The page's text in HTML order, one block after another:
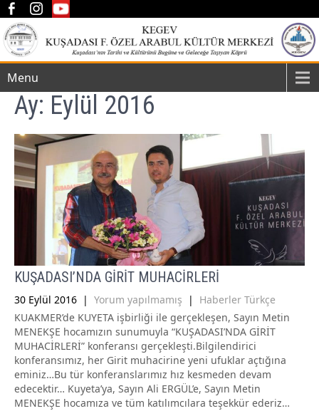
Menu
Ay: Eylül 2016
KUŞADASI’NDA GİRİT MUHACİRLERİ
30 Eylül 2016 | Yorum yapılmamış | Haberler Türkçe
KUAKMER’de KUYETA işbirliği ile gerçekleşen, Sayın Metin
MENEKŞE hocamızın sunumuyla “KUŞADASI’NDA GİRİT
MUHACİRLERİ” konferansı gerçekleşti.Bilgilendirici
konferansımız, her Girit muhacirine yeni ufuklar açtığına
eminiz…Bu tür konferanslarımız hız kesmeden devam
edecektir… Kuyeta’ya, Sayın Ali ERGÜL’e, Sayın Metin
MENEKŞE hocamıza ve tüm katılımcılara teşekkür ederiz…